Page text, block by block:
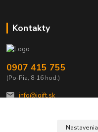
Kontakty
0907 415 755
(Po-Pia, 8-16 hod.)
info@igift.sk
Nastavenia